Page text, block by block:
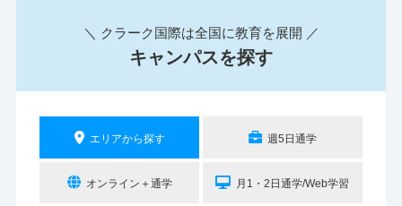
＼ クラーク国際は全国に教育を展開 ／
キャンパスを探す
エリアから探す 週5日通学
オンライン＋通学 月1・2日通学/Web学習